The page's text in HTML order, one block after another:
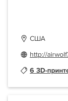
США
http://
6 3D-